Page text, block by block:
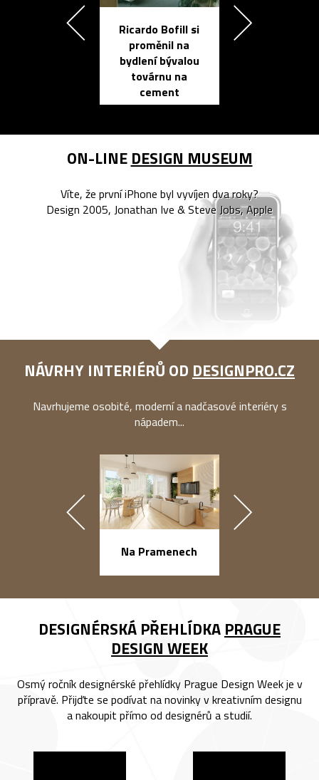
Ricardo Bofill si
proměnil na
bydlení bývalou
továrnu na
cement
ON-LINE DESIGN MUSEUM
Víte, že první iPhone byl vyvíjen dva roky?
Design 2005, Jonathan Ive & Steve Jobs, Apple
NÁVRHY INTERIÉRŮ OD DESIGNPRO.CZ
Navrhujeme osobité, moderní a nadčasové interiéry s
nápadem...
Na Pramenech
DESIGNÉRSKÁ PŘEHLÍDKA PRAGUE
DESIGN WEEK
Osmý ročník designérské přehlídky Prague Design Week je v
přípravě. Přijďte se podívat na novinky v kreativním designu
a nakoupit přímo od designérů a studií.